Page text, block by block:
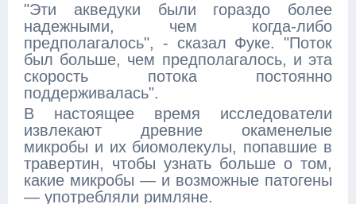
"Эти акведуки были гораздо более
надежными, чем когда-либо
предполагалось", - сказал Фуке. "Поток
был больше, чем предполагалось, и эта
скорость потока постоянно
поддерживалась".
В настоящее время исследователи
извлекают древние окаменелые
микробы и их биомолекулы, попавшие в
травертин, чтобы узнать больше о том,
какие микробы — и возможные патогены
— употребляли римляне.